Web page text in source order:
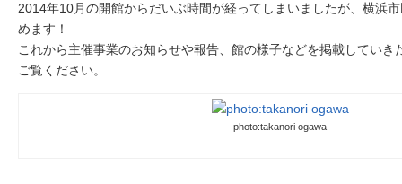
2014年10月の開館からだいぶ時間が経ってしまいましたが、横浜
めます！
これから主催事業のお知らせや報告、館の様子などを掲載していき
ご覧ください。
photo:takanori ogawa